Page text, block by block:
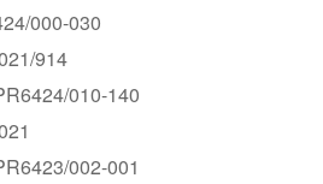
000-030
914
010-140
002-001